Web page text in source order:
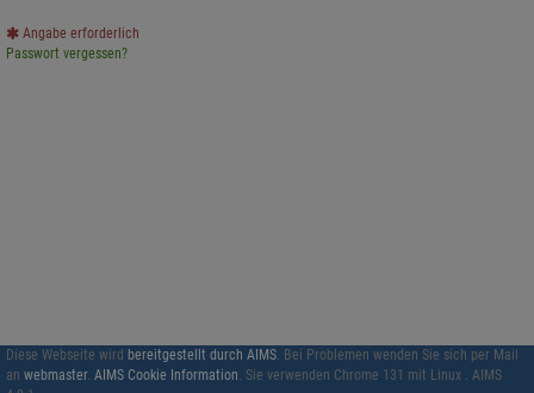
Angabe erforderlich
Passwort vergessen?
Diese Webseite wird bereitgestellt durch AIMS. Bei Problemen wenden Sie sich per Mail
an webmaster. AIMS Cookie Information. Sie verwenden Chrome 131 mit Linux . AIMS